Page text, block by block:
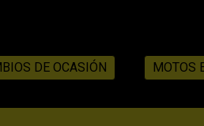
DE OCASIÓN MOTOS